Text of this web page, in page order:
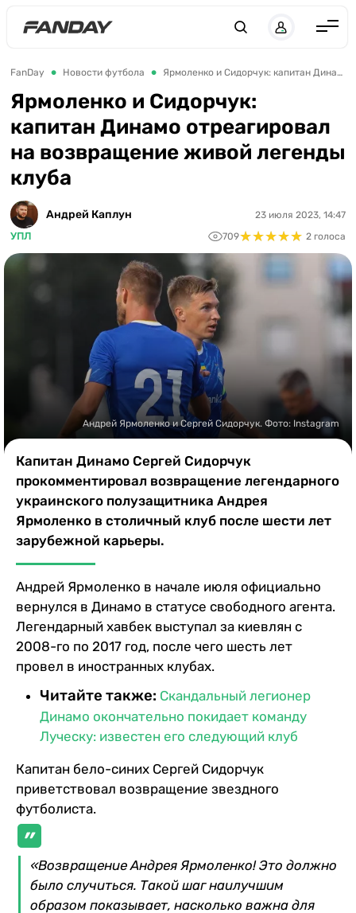
Англия
Испания
Германия
Италия
Франция
Украина
ЛЧ
ЛЕ
ЧЕ-2028
FanDay Новости футбола Ярмоленко и Сидорчук: капитан Динамо отреагировал на возвращение живой легенды клуба
Ярмоленко и Сидорчук:
капитан Динамо отреагировал
на возвращение живой легенды
клуба
Андрей Каплун
УПЛ
23 июля 2023, 14:47
709★★★★★
★★★★★ 2 голоса
Андрей Ярмоленко и Сергей Сидорчук. Фото: Instagram
Капитан Динамо Сергей Сидорчук
прокомментировал возвращение легендарного
украинского полузащитника Андрея
Ярмоленко в столичный клуб после шести лет
зарубежной карьеры.
Андрей Ярмоленко в начале июля официально
вернулся в Динамо в статусе свободного агента.
Легендарный хавбек выступал за киевлян с
2008-го по 2017 год, после чего шесть лет
провел в иностранных клубах.
Читайте также: Скандальный легионер
Динамо окончательно покидает команду
Луческу: известен его следующий клуб
Капитан бело-синих Сергей Сидорчук
приветствовал возвращение звездного
футболиста.
«Возвращение Андрея Ярмоленко! Это должно
было случиться. Такой шаг наилучшим
образом показывает, насколько важна для